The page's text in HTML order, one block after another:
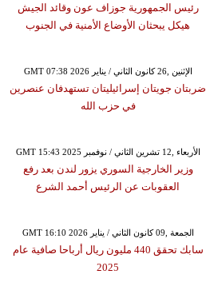
رئيس الجمهورية جوزاف عون وقائد الجيش
هيكل يبحثان الأوضاع الأمنية في الجنوب
GMT 07:38 2026 الإثنين ,26 كانون الثاني / يناير
ضربتان جويتان إسرائيليتان تستهدفان عنصرين
في حزب الله
GMT 15:43 2025 الأربعاء ,12 تشرين الثاني / نوفمبر
وزير الخارجية السوري يزور لندن بعد رفع
العقوبات عن الرئيس أحمد الشرع
GMT 16:10 2026 الجمعة ,09 كانون الثاني / يناير
سابك تحقق 440 مليون ريال أرباحا صافية عام
2025